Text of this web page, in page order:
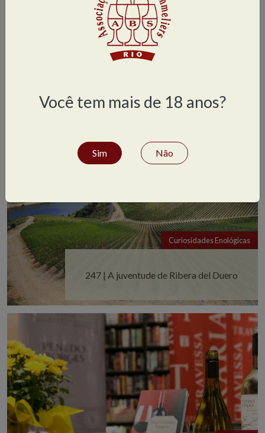
Um bom branco australiano e dois
Curiosidades Enológicas
247 | A juventude de Ribera del Duero
Você tem mais de 18 anos?
Sim Não